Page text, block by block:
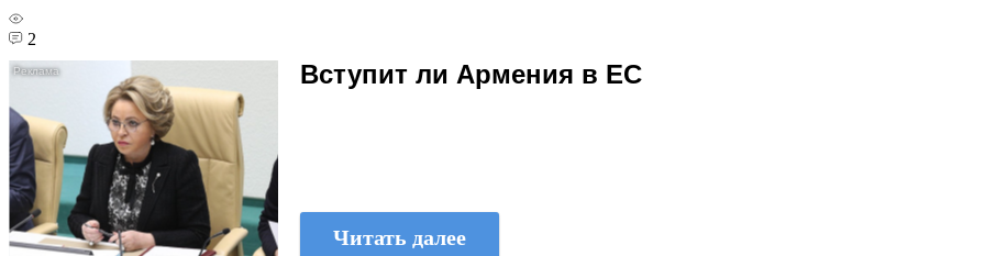
2
Вступит ли Армения в ЕС
Читать далее